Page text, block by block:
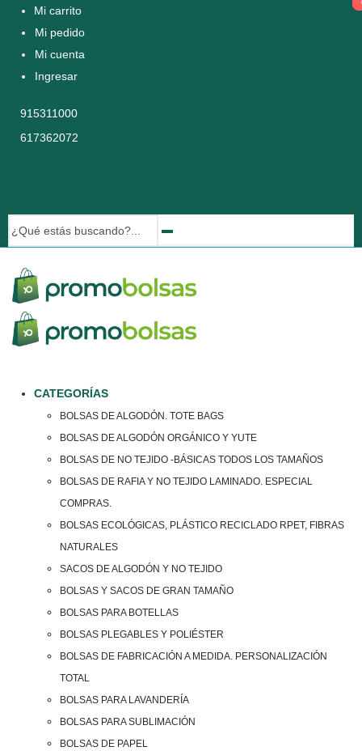
Mi carrito
Mi pedido
Mi cuenta
Ingresar
915311000
617362072
CATEGORÍAS
BOLSAS DE ALGODÓN. TOTE BAGS
BOLSAS DE ALGODÓN ORGÁNICO Y YUTE
BOLSAS DE NO TEJIDO -BÁSICAS TODOS LOS TAMAÑOS
BOLSAS DE RAFIA Y NO TEJIDO LAMINADO. ESPECIAL
COMPRAS.
BOLSAS ECOLÓGICAS, PLÁSTICO RECICLADO RPET, FIBRAS
NATURALES
SACOS DE ALGODÓN Y NO TEJIDO
BOLSAS Y SACOS DE GRAN TAMAÑO
BOLSAS PARA BOTELLAS
BOLSAS PLEGABLES Y POLIÉSTER
BOLSAS DE FABRICACIÓN A MEDIDA. PERSONALIZACIÓN
TOTAL
BOLSAS PARA LAVANDERÍA
BOLSAS PARA SUBLIMACIÓN
BOLSAS DE PAPEL